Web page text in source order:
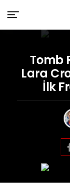
Tomb
Lara
İlk